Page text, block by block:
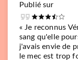
Publié sur
« Je reconnus
sang qu'elle
j'avais envie de
le mec est trop